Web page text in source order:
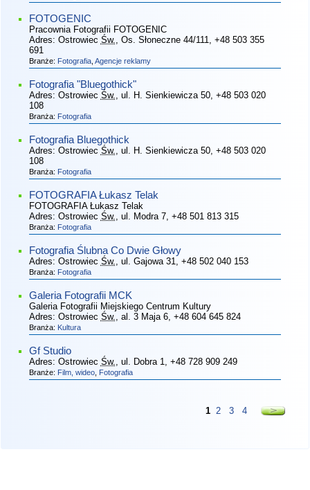
FOTOGENIC
Pracownia Fotografii FOTOGENIC
Adres: Ostrowiec Św. , Os. Słoneczne 44/111
, +48 503 355
691
Branże: Fotografia, Agencje reklamy
Fotografia "Bluegothick"
Adres: Ostrowiec Św. , ul. H. Sienkiewicza 50, +48 503 020
108
Branża: Fotografia
Fotografia Bluegothick
Adres: Ostrowiec Św. , ul. H. Sienkiewicza 50, +48 503 020
108
Branża: Fotografia
FOTOGRAFIA Łukasz Telak
FOTOGRAFIA Łukasz Telak
Adres: Ostrowiec Św. , ul. Modra 7, +48 501 813 315
Branża: Fotografia
Fotografia Ślubna Co Dwie Głowy
Adres: Ostrowiec Św. , ul. Gajowa 31 , +48 502 040 153
Branża: Fotografia
Galeria Fotografii MCK
Galeria Fotografii Miejskiego Centrum Kultury
Adres: Ostrowiec Św. , al. 3 Maja 6, +48 604 645 824
Branża: Kultura
Gf Studio
Adres: Ostrowiec Św. , ul. Dobra 1 , +48 728 909 249
Branże: Film, wideo, Fotografia
1 2 3 4